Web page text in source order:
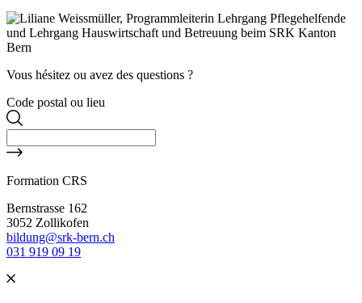
Vous hésitez ou avez des questions ?
Code postal ou lieu
Formation CRS
Bernstrasse 162
3052 Zollikofen
bildung@srk-bern.ch
031 919 09 19